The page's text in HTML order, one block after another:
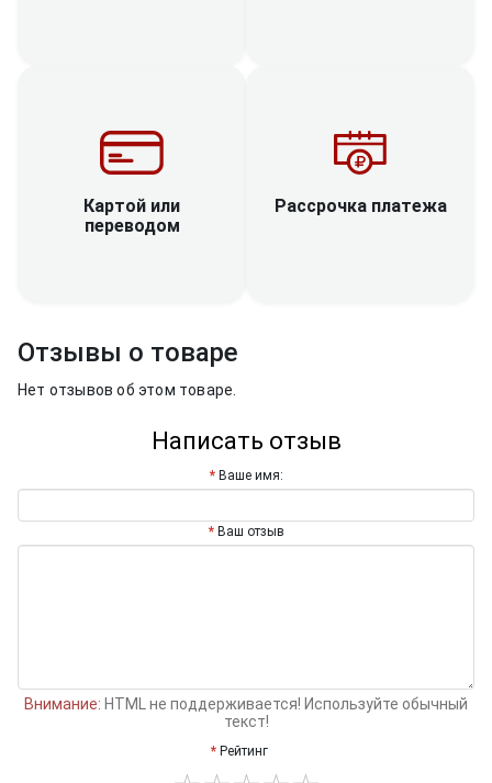
Картой или
переводом
Рассрочка платежа
Отзывы о товаре
Нет отзывов об этом товаре.
Написать отзыв
Ваше имя:
Ваш отзыв
Внимание: HTML не поддерживается! Используйте обычный
текст!
Рейтинг